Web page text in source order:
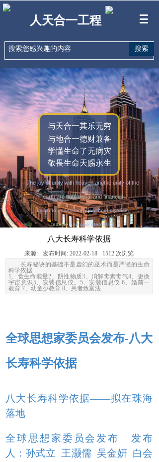
人天合一工程
搜索
与天合一其乐无穷
与地合一德财兼备
学懂生命了无病灾
敬畏生命天赐永生
The joy of unity with heaven andthe unity of the
earth are both moral and financial
Learn to understand lifewithout disease,
fear life and give eternal life
八大长寿科学依据
来源: 发布时间: 2022-02-18 1512 次浏览
长寿秘诀的基础不是虚幻的巫术而是严谨的生命
科学依据
1、食生命能量2、阴性物质3、消解毒素毒气4、更换
宇宙意识5、安装信息仪。5、安装信息仪 6、婚前一
教育 7、幼童少教育 8、患者致富法
全球思想家委员会发布-八大
长寿科学依据
八大长寿科学依据——拟在珠海
落地
全球思想家委员会发布 发布
人：孙式立 王灏儒 吴金妍 白会